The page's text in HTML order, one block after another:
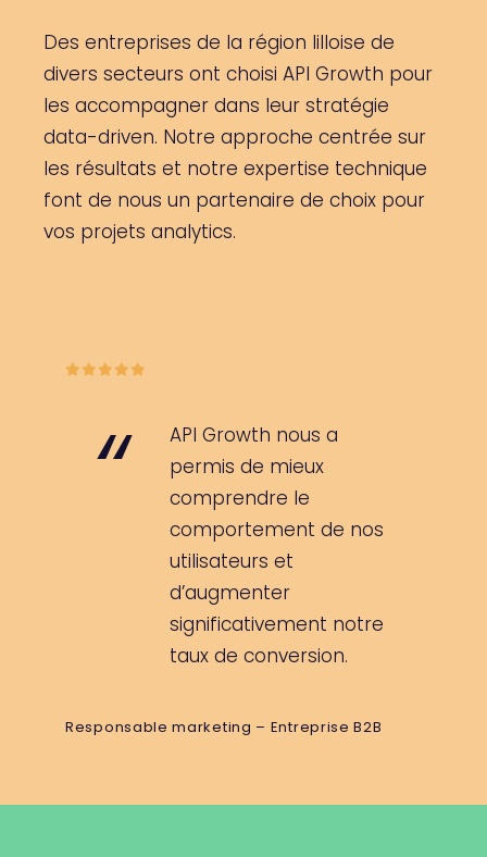
Des entreprises de la région lilloise de
divers secteurs ont choisi API Growth pour
les accompagner dans leur stratégie
data-driven. Notre approche centrée sur
les résultats et notre expertise technique
font de nous un partenaire de choix pour
vos projets analytics.
API Growth nous a
permis de mieux
comprendre le
comportement de nos
utilisateurs et
d’augmenter
significativement notre
taux de conversion.
Responsable marketing – Entreprise B2B